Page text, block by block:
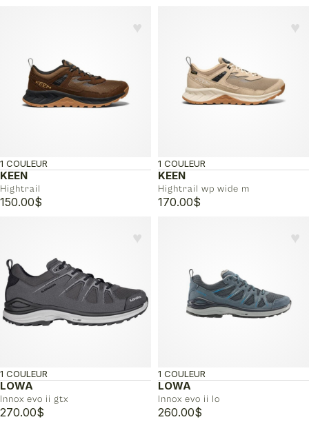
♥︎
KEEN
Hightrail
1 COULEUR
150.00$
♥︎
KEEN
Hightrail wp wide m
1 COULEUR
170.00$
♥︎
LOWA
Innox evo ii gtx
1 COULEUR
270.00$
♥︎
LOWA
Innox evo ii lo
1 COULEUR
260.00$